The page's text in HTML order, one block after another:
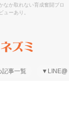
なか取れない育成奮闘ブロ
ューあり。
事一覧 ▼LINE@